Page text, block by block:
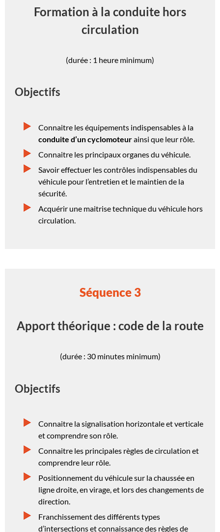
Formation à la conduite hors
circulation
(durée : 1 heure minimum)
Objectifs
Connaitre les équipements indispensables à la
conduite d’un cyclomoteurainsi que leur rôle.
Connaitre les principaux organes du véhicule.
Savoir effectuer les contrôles indispensables du
véhicule pour l’entretien et le maintien de la
sécurité.
Acquérir une maitrise technique du véhicule hors
circulation.
Séquence 3
Apport théorique : code de la route
(durée : 30 minutes minimum)
Objectifs
Connaitre la signalisation horizontale et verticale
et comprendre son rôle.
Connaitre les principales règles de circulation et
comprendre leur rôle.
Positionnement du véhicule sur la chaussée en
ligne droite, en virage, et lors des changements de
direction.
Franchissement des différents types
d’intersections et connaissance des règles de